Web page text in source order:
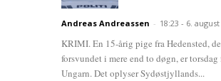
Andreas Andreassen - 18:23 - 6. august
KRIMI. En 15-årig pige fra Hedensted,
forsvundet i mere end to døgn, er
Ungarn. Det oplyser Sydøstjyllands...